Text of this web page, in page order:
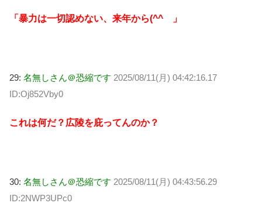
「暴力は一切認めない、来年から(^^ゞ」
29: 名無しさん＠恐縮です 2025/08/11(月) 04:42:16.17
ID:Oj852Vby0
これは何だ？広陵を庇ってんのか？
30: 名無しさん＠恐縮です 2025/08/11(月) 04:43:56.29
ID:2NWP3UPc0